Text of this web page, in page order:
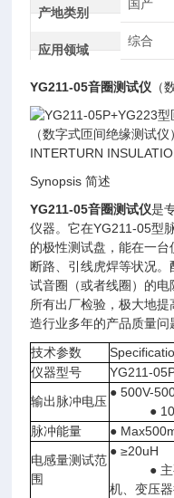
产地类别
国产
应用领域
综合
YG211-05音圈测试仪 （
INTERTURN
Synopsis 简述
YG211-05音圈测试仪是
仪器。它在YG211-05型
的极性测试盘，能在一台
断路、引线虎焊等状况
试音圈（或者线圈）的
所有出厂检验，极大地
造行业多年的产品质量问
技术参数
仪器型号
YG211-
输出脉冲电压
● 500V-
●
脉冲能量
●
电感量测试范
围
● ≥20uH
● 主要
机、变压